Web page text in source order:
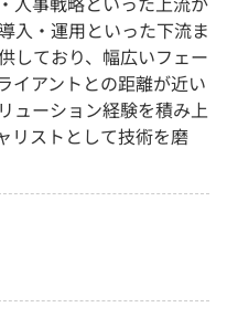
入・運用といった下流ま
しており、幅広いフェー
イアントとの距離が近い
ューション経験を積み上
リストとして技術を磨